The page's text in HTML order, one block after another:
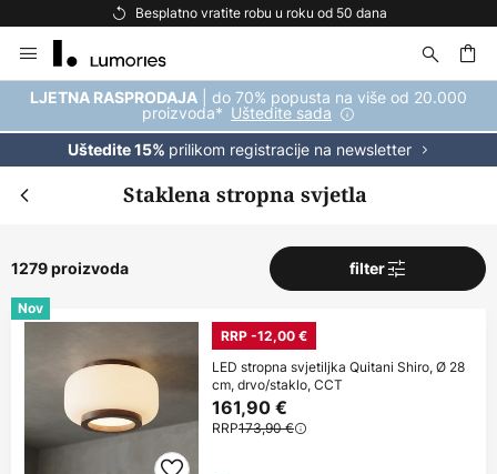
Besplatna dostava za kupnju iznad 69 €
to
Content
LJETNA RASPRODAJA | do 70% popusta na više od 20.000
proizvoda* Uštedite sada
Uštedite 15% prilikom registracije na newsletter
Staklena stropna svjetla
1279 proizvoda filter
Nov
RRP -12,00 €
LED stropna svjetiljka Quitani Shiro, Ø 28
cm, drvo/staklo, CCT
161,90 €
RRP173,90 €